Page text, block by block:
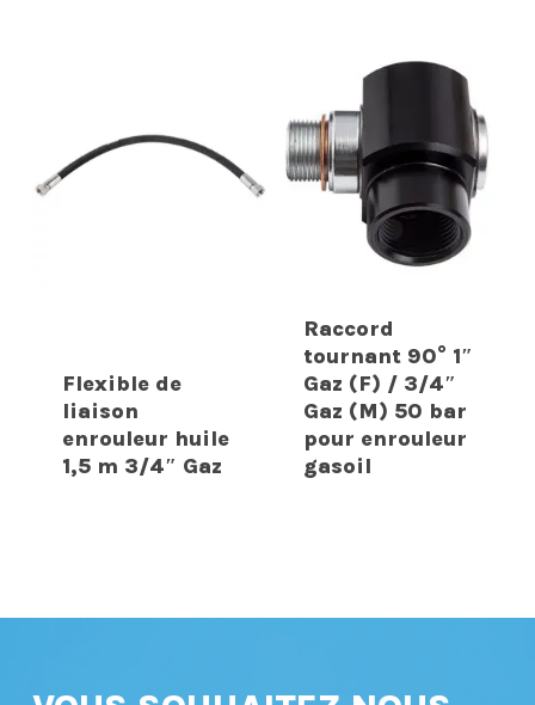
Flexible de
liaison
enrouleur huile
1,5 m 3/4″ Gaz
Raccord
tournant 90° 1″
Gaz (F) / 3/4″
Gaz (M) 50 bar
pour enrouleur
gasoil